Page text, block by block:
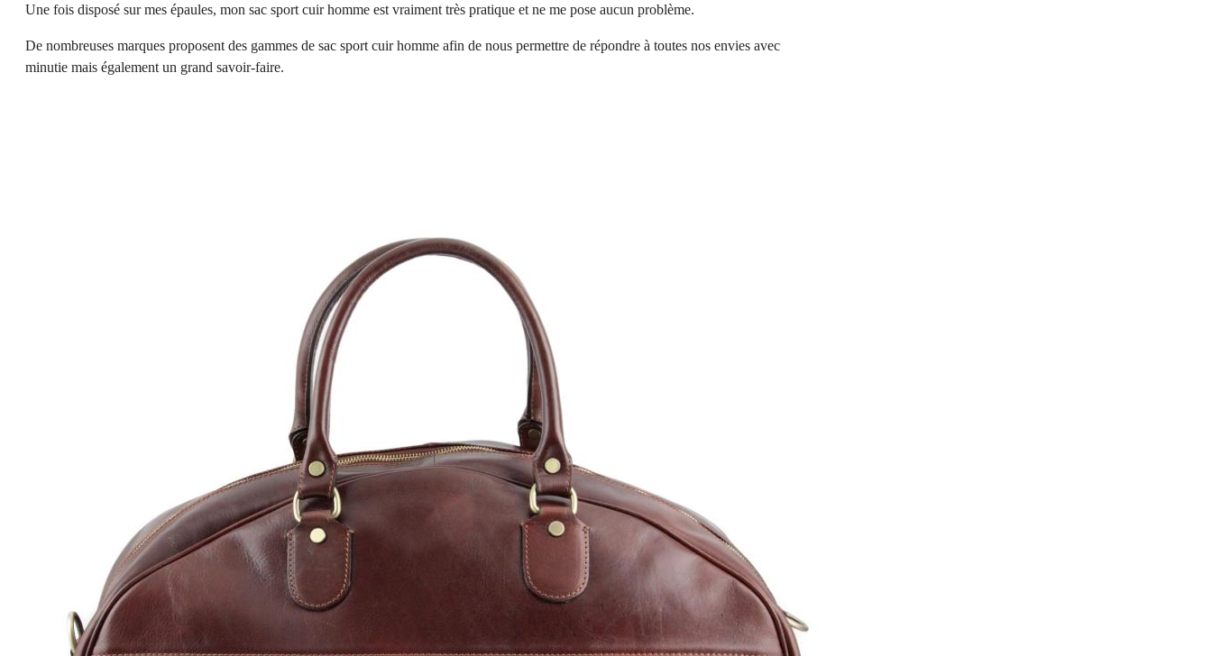
Une fois disposé sur mes épaules, mon sac sport cuir homme est vraiment très pratique et ne me pose aucun problème.
De nombreuses marques proposent des gammes de sac sport cuir homme afin de nous permettre de répondre à toutes nos envies avec
minutie mais également un grand savoir-faire.